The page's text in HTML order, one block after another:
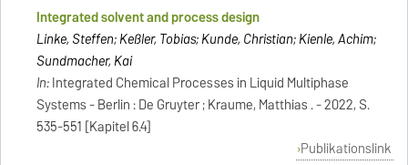
Integrated solvent and process design
Linke, Steffen; Keßler, Tobias; Kunde, Christian; Kienle, Achim;
Sundmacher, Kai
In:Integrated Chemical Processes in Liquid Multiphase
Systems - Berlin : De Gruyter ; Kraume, Matthias . - 2022, S.
535-551 [Kapitel 6.4]
Publikationslink